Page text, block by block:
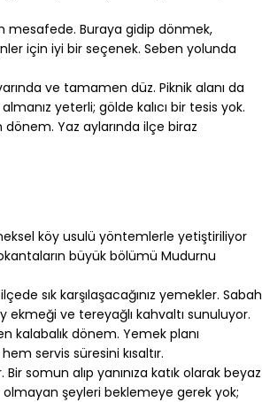
mesafede. Buraya gidip dönmek,
için iyi bir seçenek. Seben yolunda
ve tamamen düz. Piknik alanı da
yeterli; gölde kalıcı bir tesis yok.
Yaz aylarında ilçe biraz
köy usulü yöntemlerle yetiştiriliyor
büyük bölümü Mudurnu
sık karşılaşacağınız yemekler. Sabah
ekmeği ve tereyağlı kahvaltı sunuluyor.
kalabalık dönem. Yemek planı
servis süresini kısaltır.
somun alıp yanınıza katık olarak beyaz
olmayan şeyleri beklemeye gerek yok;